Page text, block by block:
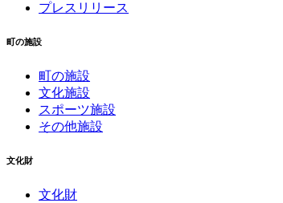
プレスリリース
町の施設
町の施設
文化施設
スポーツ施設
その他施設
文化財
文化財